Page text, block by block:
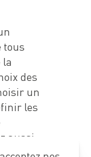
tous
la
des
un
les
aussi